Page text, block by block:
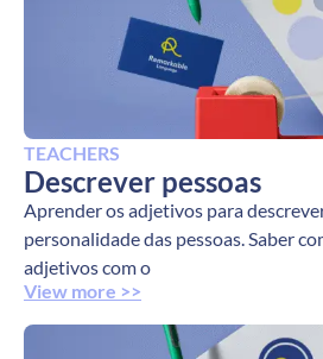
TEACHERS
Descrever pessoas
Aprender os adjetivos para
personalidade das pessoas. Saber
adjetivos com o
View more >>